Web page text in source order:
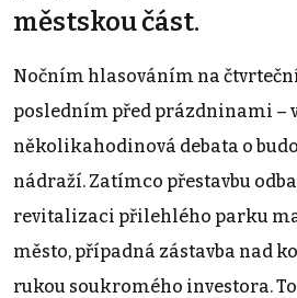
městskou část.
Nočním hlasováním na
posledním před prázdninami –⁠⁠⁠⁠⁠⁠
několikahodinová debata o
nádraží. Zatímco přestavbu
revitalizaci přilehlého parku
město, případná zástavba nad
rukou soukromého investora.